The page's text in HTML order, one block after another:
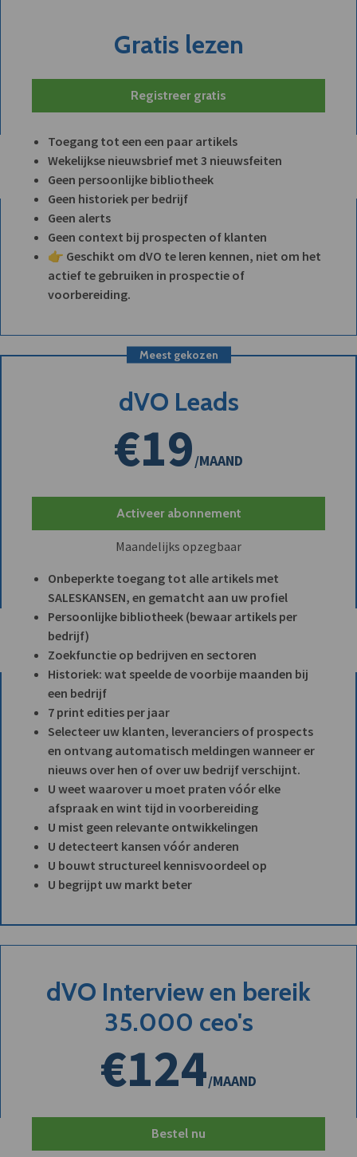
Gratis lezen
Registreer gratis
Toegang tot een een paar artikels
Wekelijkse nieuwsbrief met 3 nieuwsfeiten
Geen persoonlijke bibliotheek
Geen historiek per bedrijf
Geen alerts
Geen context bij prospecten of klanten
👉 Geschikt om dVO te leren kennen, niet om het
actief te gebruiken in prospectie of
voorbereiding.
Meest gekozen
dVO Leads
€19/MAAND
Activeer abonnement
Maandelijks opzegbaar
Onbeperkte toegang tot alle artikels met
SALESKANSEN, en gematcht aan uw profiel
Persoonlijke bibliotheek (bewaar artikels per
bedrijf)
Zoekfunctie op bedrijven en sectoren
Historiek: wat speelde de voorbije maanden bij
een bedrijf
7 print edities per jaar
Selecteer uw klanten, leveranciers of prospects
en ontvang automatisch meldingen wanneer er
nieuws over hen of over uw bedrijf verschijnt.
U weet waarover u moet praten vóór elke
afspraak en wint tijd in voorbereiding
U mist geen relevante ontwikkelingen
U detecteert kansen vóór anderen
U bouwt structureel kennisvoordeel op
U begrijpt uw markt beter
dVO Interview en bereik
35.000 ceo's
€124/MAAND
Bestel nu